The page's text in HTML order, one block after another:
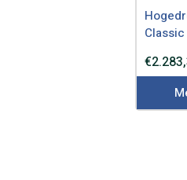
Classic
€